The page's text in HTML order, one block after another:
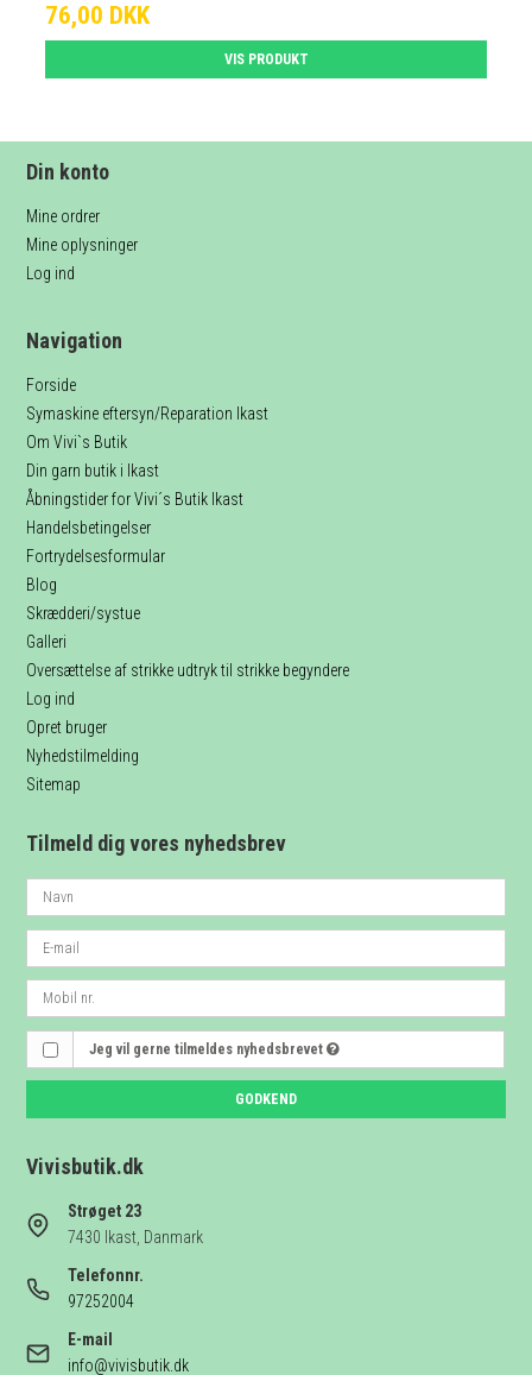
76,00 DKK
VIS PRODUKT
Din konto
Mine ordrer
Mine oplysninger
Log ind
Navigation
Forside
Symaskine eftersyn/Reparation Ikast
Om Vivi`s Butik
Din garn butik i Ikast
Åbningstider for Vivi´s Butik Ikast
Handelsbetingelser
Fortrydelsesformular
Blog
Skrædderi/systue
Galleri
Oversættelse af strikke udtryk til strikke begyndere
Log ind
Opret bruger
Nyhedstilmelding
Sitemap
Tilmeld dig vores nyhedsbrev
Jeg vil gerne tilmeldes nyhedsbrevet
GODKEND
Vivisbutik.dk
Strøget 23
7430 Ikast, Danmark
Telefonnr.
97252004
E-mail
info@vivisbutik.dk